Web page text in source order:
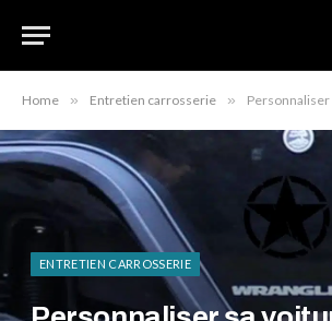
Home » Entretien carrosserie » Personnaliser sa voiture avec
ENTRETIEN CARROSSERIE